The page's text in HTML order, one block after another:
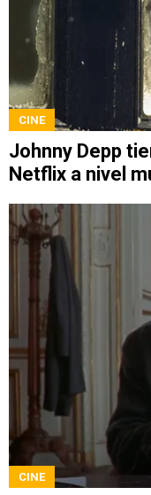
CINE
Johnny Depp
Netflix a nivel
CINE